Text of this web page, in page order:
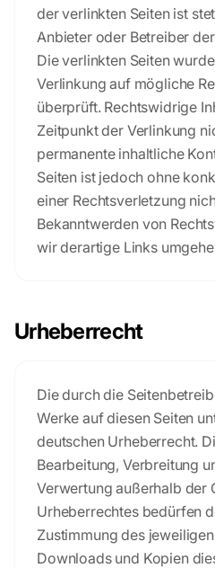
der verlinkten Seiten ist
Anbieter oder Betreiber
Die verlinkten Seiten
Verlinkung auf mögliche
überprüft. Rechtswidrige
Zeitpunkt der Verlinkung
permanente inhaltliche
Seiten ist jedoch ohne
einer Rechtsverletzung
Bekanntwerden von
wir derartige Links
Urheberrecht
Die durch die
Werke auf diesen Seiten
deutschen Urheberrecht.
Bearbeitung, Verbreitung
Verwertung außerhalb der
Urheberrechtes bedürfen
Zustimmung des
Downloads und Kopien